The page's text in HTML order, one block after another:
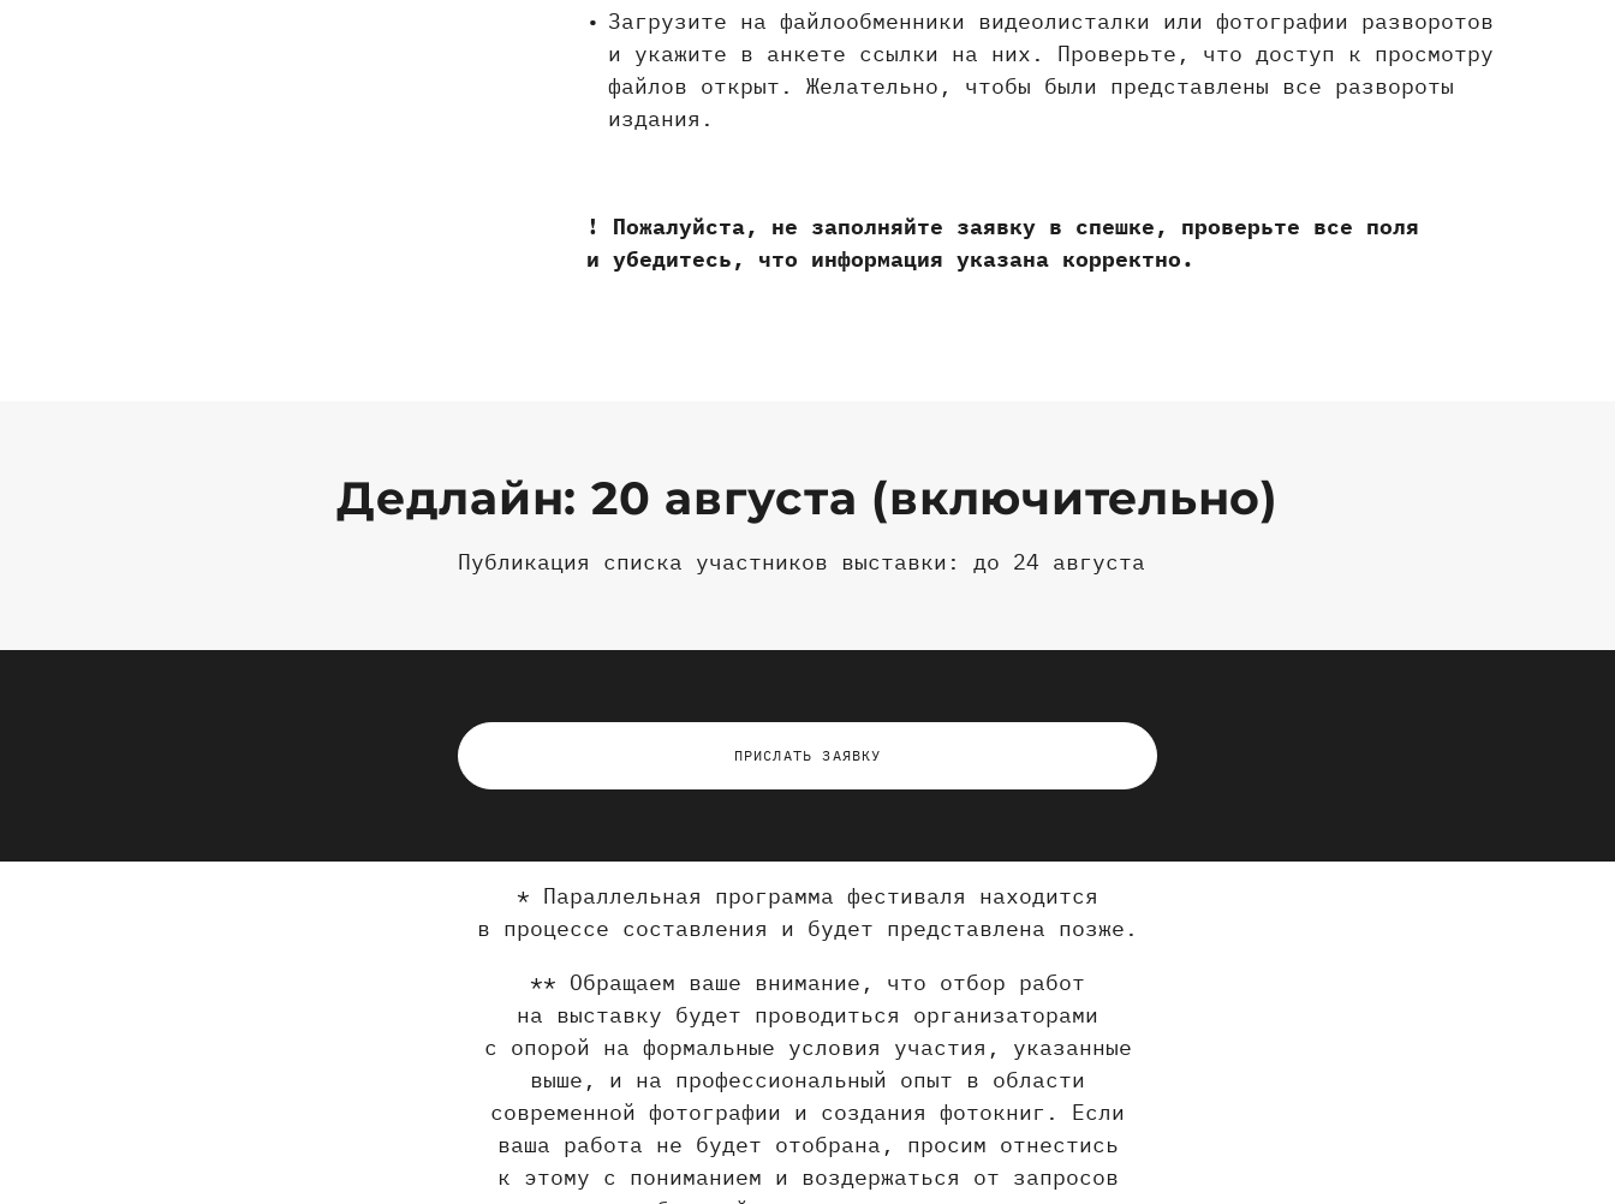
Загрузите на файлообменники видеолисталки или фотографии разворотов
и укажите в анкете ссылки на них. Проверьте, что доступ к просмотру
файлов открыт. Желательно, чтобы были представлены все развороты
издания.
! Пожалуйста, не заполняйте заявку в спешке, проверьте все поля
и убедитесь, что информация указана корректно.
Дедлайн: 20 августа (включительно)
Публикация списка участников выставки: до 24 августа
ПРИСЛАТЬ ЗАЯВКУ
* Параллельная программа фестиваля находится
в процессе составления и будет представлена позже.
** Обращаем ваше внимание, что отбор работ
на выставку будет проводиться организаторами
с опорой на формальные условия участия, указанные
выше, и на профессиональный опыт в области
современной фотографии и создания фотокниг. Если
ваша работа не будет отобрана, просим отнестись
к этому с пониманием и воздержаться от запросов